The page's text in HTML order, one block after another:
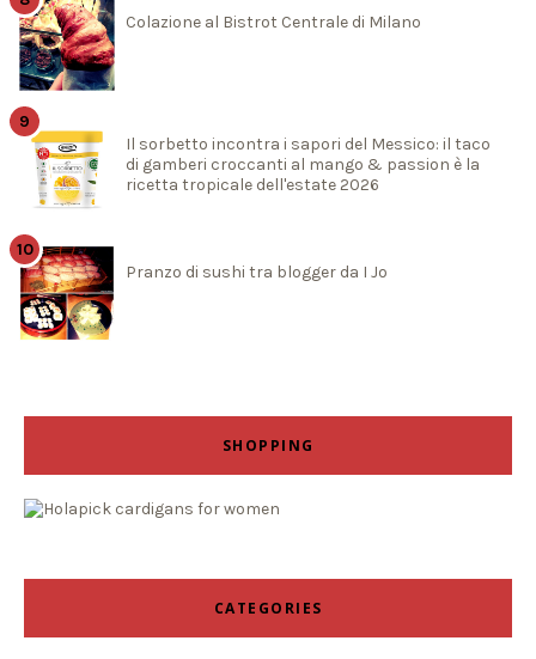
Colazione al Bistrot Centrale di Milano
Il sorbetto incontra i sapori del Messico: il taco
di gamberi croccanti al mango & passion è la
ricetta tropicale dell'estate 2026
Pranzo di sushi tra blogger da I Jo
SHOPPING
CATEGORIES